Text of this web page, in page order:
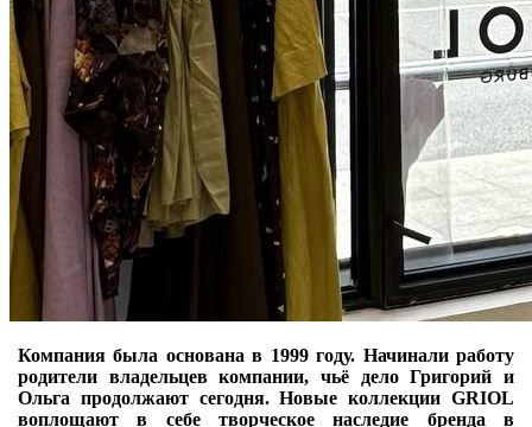
Компания была основана в 1999 году. Начинали работу
родители владельцев компании, чьё дело Григорий и
Ольга продолжают сегодня. Новые коллекции GRIOL
воплощают в себе творческое наследие бренда в